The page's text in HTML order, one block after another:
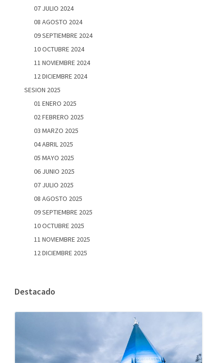
07 JULIO 2024
08 AGOSTO 2024
09 SEPTIEMBRE 2024
10 OCTUBRE 2024
11 NOVIEMBRE 2024
12 DICIEMBRE 2024
SESION 2025
01 ENERO 2025
02 FEBRERO 2025
03 MARZO 2025
04 ABRIL 2025
05 MAYO 2025
06 JUNIO 2025
07 JULIO 2025
08 AGOSTO 2025
09 SEPTIEMBRE 2025
10 OCTUBRE 2025
11 NOVIEMBRE 2025
12 DICIEMBRE 2025
Destacado